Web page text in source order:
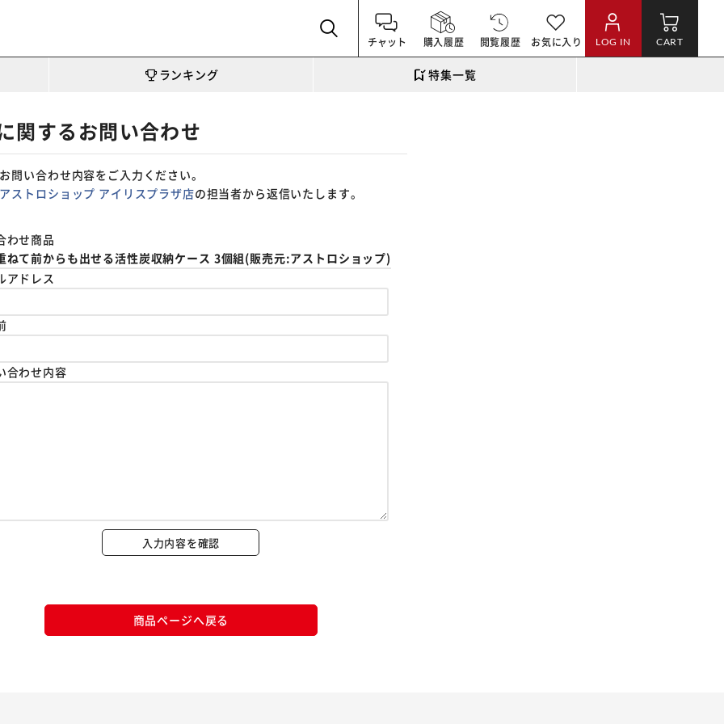
チャット 購入履歴 閲覧履歴 お気に入り LOG IN CART
ランキング 特集一覧
関するお問い合わせ
お問い合わせ内容をご入力ください。
アストロショップ アイリスプラザ店の担当者から返信いたします。
わせ商品
ねて前からも出せる活性炭収納ケース 3個組(販売元:アストロショップ)
アドレス
合わせ内容
入力内容を確認
商品ページへ戻る
カートに入れる 購入手続きへ